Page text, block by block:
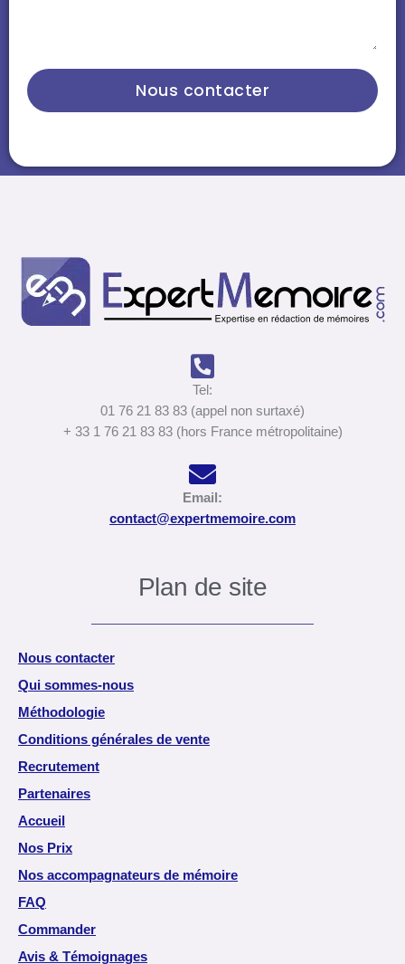
Nous contacter
Tel:
01 76 21 83 83 (appel non surtaxé)
+ 33 1 76 21 83 83 (hors France métropolitaine)
Email:
contact@expertmemoire.com
Plan de site
Nous contacter
Qui sommes-nous
Méthodologie
Conditions générales de vente
Recrutement
Partenaires
Accueil
Nos Prix
Nos accompagnateurs de mémoire
FAQ
Commander
Avis & Témoignages